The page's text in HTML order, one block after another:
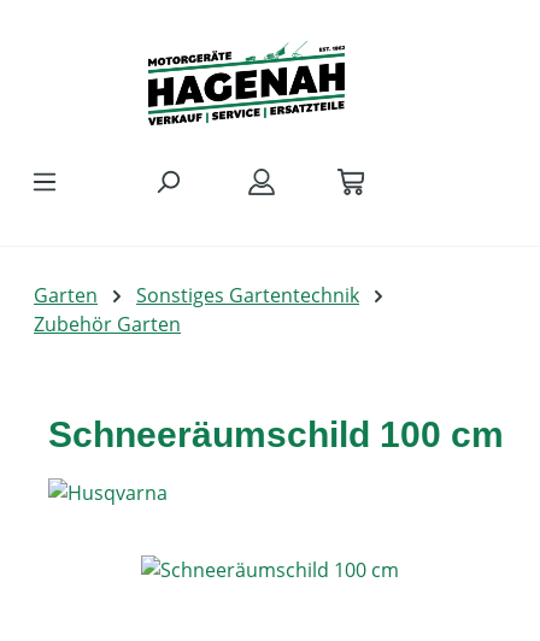
Garten
Sonstiges Gartentechnik
Zubehör Garten
Schneeräumschild 100 cm
Bildergalerie überspringen